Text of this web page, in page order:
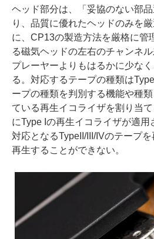
ヘッド部分は、「妥協のない部
り、品質に優れたヘッドのみを
に、CP13の製造方法を厳格に管
る磁気ヘッドの左右のチャンネ
プレーヤーよりもはるかに少な
る。対応するテープの種類は
ープの種類を判別する機能や種
ている再生イコライザを割り当
にType Iの再生イコライザが適
対応となるTypeII/III/IVのテープ
再生することができない。